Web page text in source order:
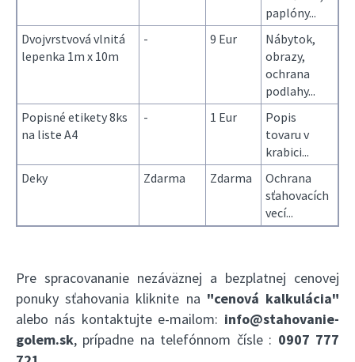
paplóny...
Dvojvrstvová vlnitá
lepenka 1m x 10m
- 9 Eur
Nábytok,
obrazy,
ochrana
podlahy...
Popisné etikety 8ks
na liste A4
- 1 Eur
Popis
tovaru v
krabici...
Deky
Zdarma Zdarma
Ochrana
sťahovacích
vecí...
Pre spracovananie nezáväznej a bezplatnej cenovej
ponuky sťahovania kliknite na "cenová kalkulácia"
alebo nás kontaktujte e-mailom: info@stahovanie-
golem.sk, prípadne na telefónnom čísle : 0907 777